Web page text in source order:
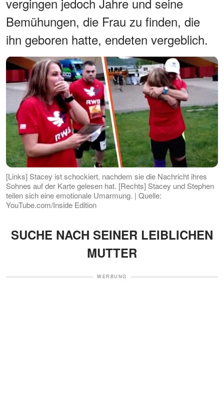
Bemühungen, die Frau zu finden, die
ihn geboren hatte, endeten vergeblich.
[Links] Stacey ist schockiert, nachdem sie die Nachricht ihres
Sohnes auf der Karte gelesen hat. [Rechts] Stacey und Stephen
teilen sich eine emotionale Umarmung. | Quelle:
YouTube.com/Inside Edition
SUCHE NACH SEINER LEIBLICHEN
MUTTER
WERBUNG